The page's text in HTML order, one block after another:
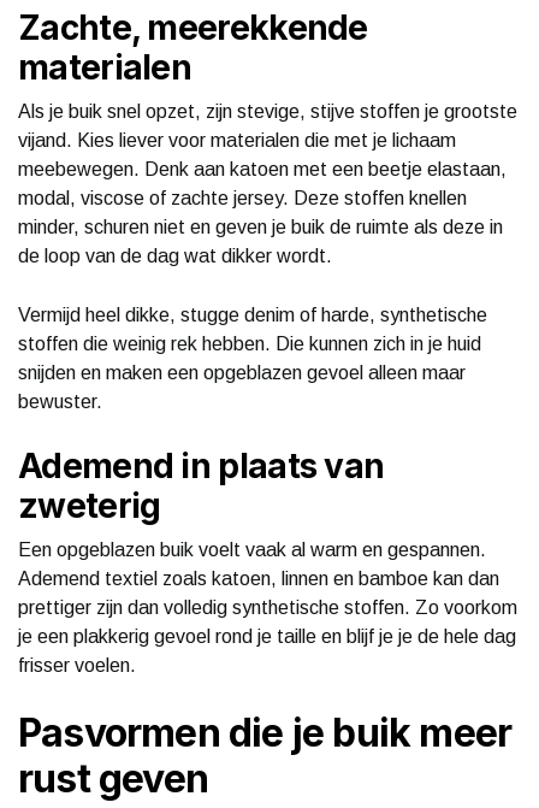
Zachte, meerekkende
materialen
Als je buik snel opzet, zijn stevige, stijve stoffen je grootste
vijand. Kies liever voor materialen die met je lichaam
meebewegen. Denk aan katoen met een beetje elastaan,
modal, viscose of zachte jersey. Deze stoffen knellen
minder, schuren niet en geven je buik de ruimte als deze in
de loop van de dag wat dikker wordt.
Vermijd heel dikke, stugge denim of harde, synthetische
stoffen die weinig rek hebben. Die kunnen zich in je huid
snijden en maken een opgeblazen gevoel alleen maar
bewuster.
Ademend in plaats van
zweterig
Een opgeblazen buik voelt vaak al warm en gespannen.
Ademend textiel zoals katoen, linnen en bamboe kan dan
prettiger zijn dan volledig synthetische stoffen. Zo voorkom
je een plakkerig gevoel rond je taille en blijf je je de hele dag
frisser voelen.
Pasvormen die je buik meer
rust geven